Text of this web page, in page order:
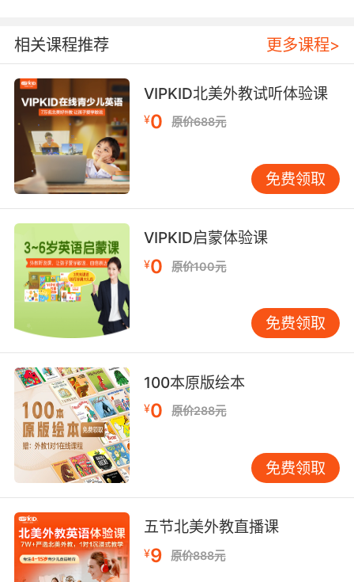
【goat相关词条】
相关课程推荐 更多课程>
VIPKID北美外教试听体验课
¥0 原价688元
免费领取
VIPKID启蒙体验课
¥0 原价100元
免费领取
100本原版绘本
¥0 原价288元
免费领取
五节北美外教直播课
¥9 原价888元